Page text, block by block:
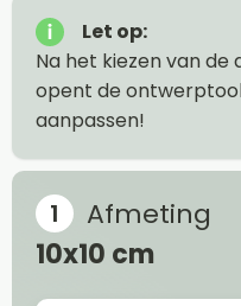
Let op:
Na het kiezen van
opent de
aanpassen!
Afmeting
10x10 cm